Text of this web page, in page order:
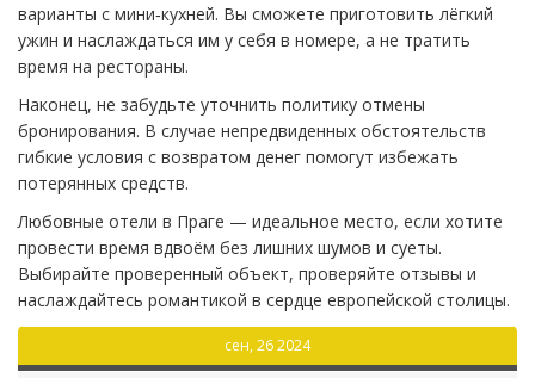
варианты с мини‑кухней. Вы сможете приготовить лёгкий
ужин и наслаждаться им у себя в номере, а не тратить
время на рестораны.
Наконец, не забудьте уточнить политику отмены
бронирования. В случае непредвиденных обстоятельств
гибкие условия с возвратом денег помогут избежать
потерянных средств.
Любовные отели в Праге — идеальное место, если хотите
провести время вдвоём без лишних шумов и суеты.
Выбирайте проверенный объект, проверяйте отзывы и
наслаждайтесь романтикой в сердце европейской столицы.
сен, 26 2024